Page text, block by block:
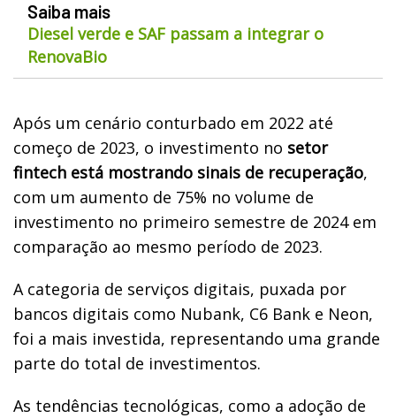
Saiba mais
Diesel verde e SAF passam a integrar o
RenovaBio
Após um cenário conturbado em 2022 até
começo de 2023, o investimento no setor
fintech está mostrando sinais de recuperação,
com um aumento de 75% no volume de
investimento no primeiro semestre de 2024 em
comparação ao mesmo período de 2023.
A categoria de serviços digitais, puxada por
bancos digitais como Nubank, C6 Bank e Neon,
foi a mais investida, representando uma grande
parte do total de investimentos.
As tendências tecnológicas, como a adoção de